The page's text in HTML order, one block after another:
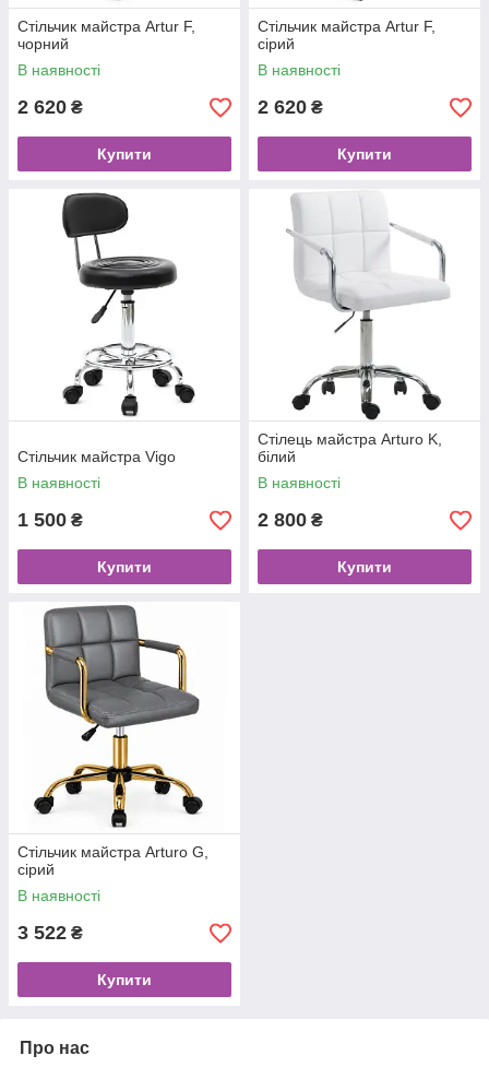
Стільчик майстра Artur F,
чорний
В наявності
2 620 ₴
Купити
Стільчик майстра Artur F,
сірий
В наявності
2 620 ₴
Купити
Стільчик майстра Vigo
В наявності
1 500 ₴
Купити
Стілець майстра Arturo K,
білий
В наявності
2 800 ₴
Купити
Стільчик майстра Arturo G,
сірий
В наявності
3 522 ₴
Купити
Про нас